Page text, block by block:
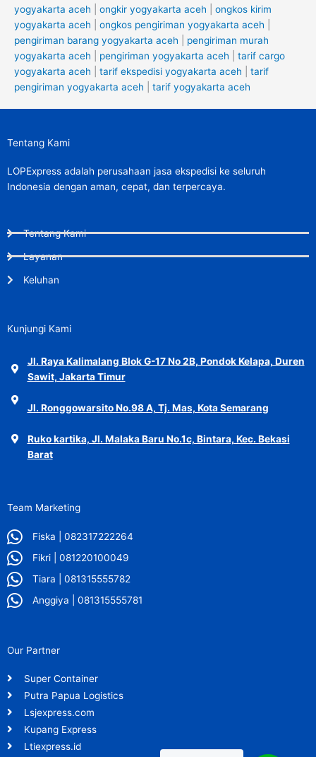
yogyakarta aceh
ongkir yogyakarta aceh
ongkos kirim
yogyakarta aceh
ongkos pengiriman yogyakarta aceh
pengiriman barang yogyakarta aceh
pengiriman murah
yogyakarta aceh
pengiriman yogyakarta aceh
tarif cargo
yogyakarta aceh
tarif ekspedisi yogyakarta aceh
tarif
pengiriman yogyakarta aceh
tarif yogyakarta aceh
Tentang Kami
LOPExpress adalah perusahaan jasa ekspedisi ke seluruh
Indonesia dengan aman, cepat, dan terpercaya.
Tentang Kami
Layanan
Keluhan
Kunjungi Kami
Jl. Raya Kalimalang Blok G-17 No 2B, Pondok Kelapa, Duren
Sawit, Jakarta Timur
Jl. Ronggowarsito No.98 A, Tj. Mas, Kota Semarang
Ruko kartika, Jl. Malaka Baru No.1c, Bintara, Kec. Bekasi
Barat
Team Marketing
Fiska | 082317222264
Fikri | 081220100049
Tiara | 081315555782
Anggiya | 081315555781
Our Partner
Super Container
Putra Papua Logistics
Lsjexpress.com
Kupang Express
Ltiexpress.id